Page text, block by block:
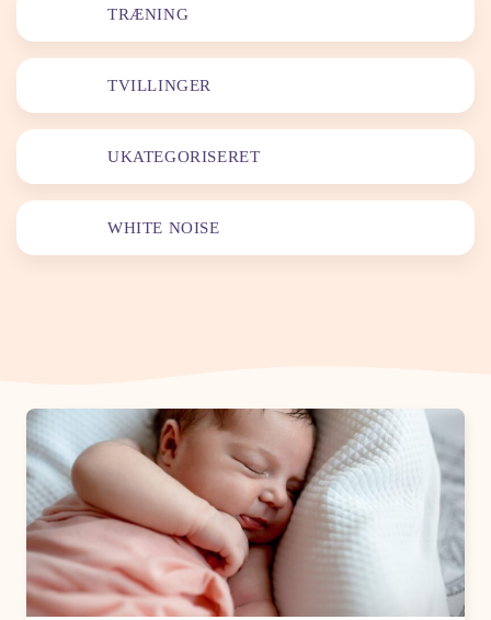
TRÆNING
TVILLINGER
UKATEGORISERET
WHITE NOISE